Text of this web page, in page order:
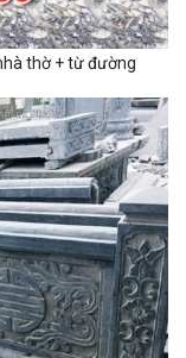
thờ + từ đường